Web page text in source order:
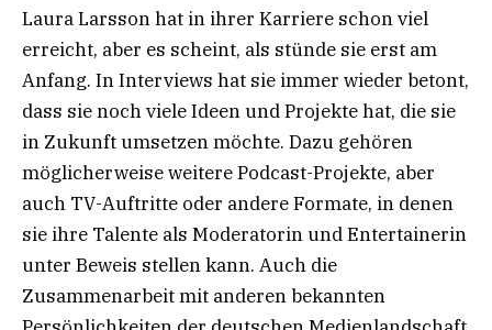
Laura Larsson hat in ihrer Karriere schon viel
erreicht, aber es scheint, als stünde sie erst am
Anfang. In Interviews hat sie immer wieder betont,
dass sie noch viele Ideen und Projekte hat, die sie
in Zukunft umsetzen möchte. Dazu gehören
möglicherweise weitere Podcast-Projekte, aber
auch TV-Auftritte oder andere Formate, in denen
sie ihre Talente als Moderatorin und Entertainerin
unter Beweis stellen kann. Auch die
Zusammenarbeit mit anderen bekannten